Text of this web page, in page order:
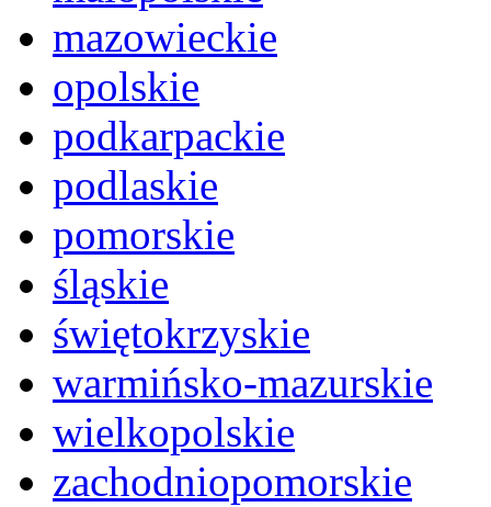
mazowieckie
opolskie
podkarpackie
podlaskie
pomorskie
śląskie
świętokrzyskie
warmińsko-mazurskie
wielkopolskie
zachodniopomorskie